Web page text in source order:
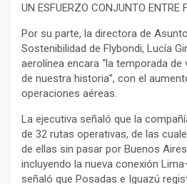
UN ESFUERZO CONJUNTO ENTRE
Por su parte, la directora de
Sostenibilidad de Flybondi, Lucía
aerolínea encara “la temporada
de nuestra historia”, con el
operaciones aéreas.
La ejecutiva señaló que la
de 32 rutas operativas, de las
de ellas sin pasar por Buenos
incluyendo la nueva conexión
señaló que Posadas e Iguazú